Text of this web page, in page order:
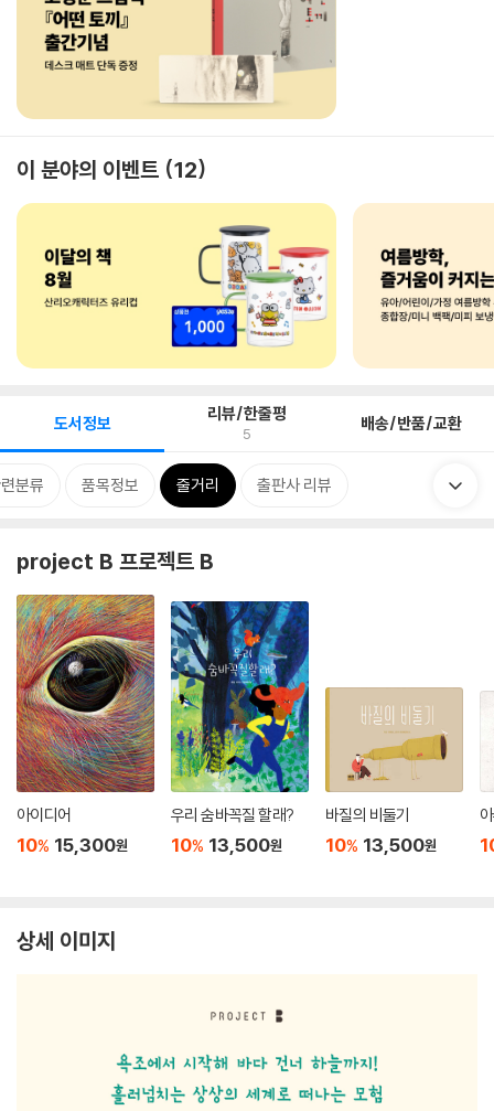
이 분야의 이벤트 12
도서정보 리뷰/한줄평
5 배송/반품/교환
분류 품목정보 줄거리 출판사 리뷰
project B 프로젝트 B
아이디어
10% 15,300원
우리 숨바꼭질 할래?
10% 13,500원
바질의 비둘기
10% 13,500원
상세 이미지